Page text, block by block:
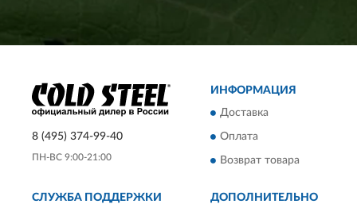
8 (495) 374-99-40
ПН-ВС 9:00-21:00
ИНФОРМАЦИЯ
Доставка
Оплата
Возврат товара
СЛУЖБА ПОДДЕРЖКИ ДОПОЛНИТЕЛЬНО